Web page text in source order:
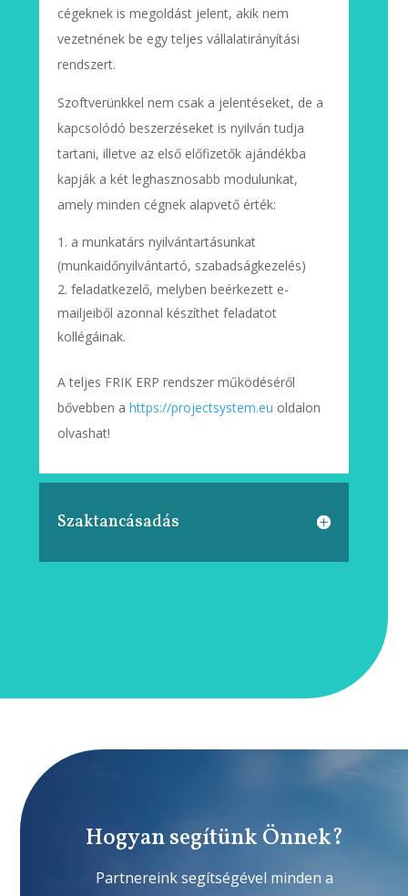
cégeknek is megoldást jelent, akik nem
vezetnének be egy teljes vállalatirányítási
rendszert.
Szoftverünkkel nem csak a jelentéseket, de a
kapcsolódó beszerzéseket is nyilván tudja
tartani, illetve az első előfizetők ajándékba
kapják a két leghasznosabb modulunkat,
amely minden cégnek alapvető érték:
a munkatárs nyilvántartásunkat
(munkaidőnyilvántartó, szabadságkezelés)
feladatkezelő, melyben beérkezett e-
mailjeiből azonnal készíthet feladatot
kollégáinak.
A teljes FRIK ERP rendszer működéséről
bővebben a https://projectsystem.eu oldalon
olvashat!
Szaktancásadás
Hogyan segítünk Önnek?
Partnereink segítségével minden a